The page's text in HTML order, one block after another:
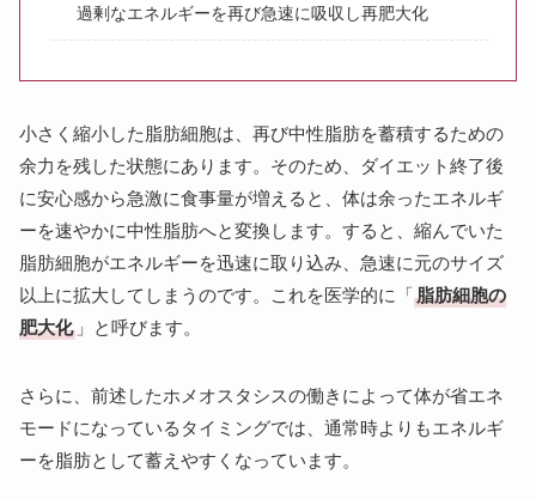
過剰なエネルギーを再び急速に吸収し再肥大化
小さく縮小した脂肪細胞は、再び中性脂肪を蓄積するための
余力を残した状態にあります。そのため、ダイエット終了後
に安心感から急激に食事量が増えると、体は余ったエネルギ
ーを速やかに中性脂肪へと変換します。すると、縮んでいた
脂肪細胞がエネルギーを迅速に取り込み、急速に元のサイズ
以上に拡大してしまうのです。これを医学的に「脂肪細胞の
肥大化 」と呼びます。
さらに、前述したホメオスタシスの働きによって体が省エネ
モードになっているタイミングでは、通常時よりもエネルギ
ーを脂肪として蓄えやすくなっています。